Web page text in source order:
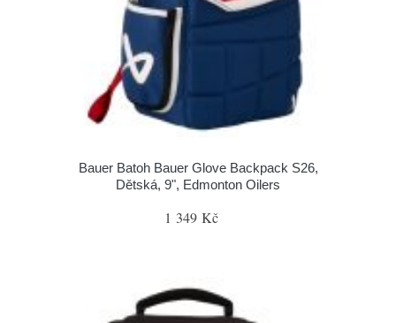
Bauer Batoh Bauer Glove Backpack S26,
Dětská, 9", Edmonton Oilers
1 349 Kč